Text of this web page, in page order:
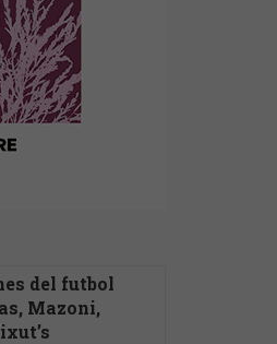
del futbol
Mazoni,